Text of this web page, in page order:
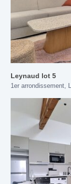
Leynaud lot 5
1er arrondissement,